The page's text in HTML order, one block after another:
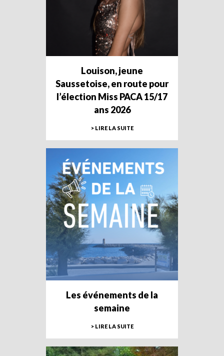
Louison, jeune
Saussetoise, en route pour
l’élection Miss PACA 15/17
ans 2026
> LIRE LA SUITE
Les événements de la
semaine
> LIRE LA SUITE